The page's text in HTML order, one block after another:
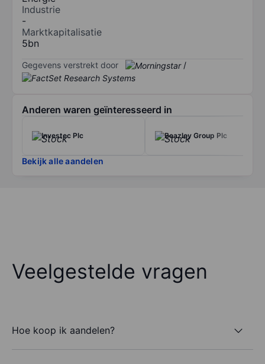
Industrie
-
Marktkapitalisatie
5bn
Gegevens verstrekt door /
Anderen waren geïnteresseerd in
Investec Plc Beazley Group Plc
Bekijk alle aandelen
Veelgestelde vragen
Hoe koop ik aandelen?